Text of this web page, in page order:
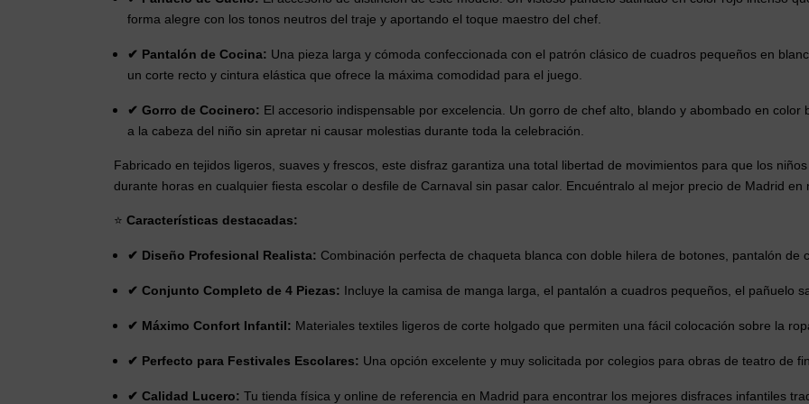
forma alegre con los tonos neutros del traje y aportando el toque maestro del chef.
✔ Pantalón de Cocina: Una pieza larga y cómoda confeccionada con el patrón clásico de cuadros pequeños en
un corte recto y cintura elástica que ofrece la máxima comodidad para el juego.
✔ Gorro de Cocinero: El accesorio indispensable por excelencia. Un gorro de chef alto, blando y abombado en
a la cabeza del niño sin apretar ni causar molestias durante toda la celebración.
Fabricado en tejidos ligeros, suaves y frescos, este disfraz garantiza una total libertad de movimientos para que los
durante horas en cualquier fiesta escolar o desfile de Carnaval sin pasar calor. Encuéntralo al mejor precio de Madrid en
⭐ Características destacadas:
✔ Diseño Profesional Realista: Combinación perfecta de chaqueta blanca con doble hilera de botones, pantalón de
✔ Conjunto Completo de 4 Piezas: Incluye la camisa de manga larga, el pantalón a cuadros pequeños, el pañuelo
✔ Máximo Confort Infantil: Materiales textiles ligeros de corte holgado que permiten una fácil colocación sobre la
✔ Perfecto para Festivales Escolares: Una opción excelente y muy solicitada por colegios para obras de teatro de
✔ Calidad Lucero: Tu tienda física y online de referencia en Madrid para encontrar los mejores disfraces infantiles